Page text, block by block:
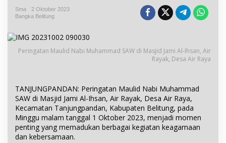
Sma
2 Oktober 2023
Bangka Belitung
Peringatan Maulid Nabi Muhammad SAW di Masjid Jami Al-Ihsan, Air
Rayak, Desa Air Raya
TANJUNGPANDAN: Peringatan Maulid Nabi Muhammad
SAW di Masjid Jami Al-Ihsan, Air Rayak, Desa Air Raya,
Kecamatan Tanjungpandan, Kabupaten Belitung, pada
Minggu malam tanggal 1 Oktober 2023, menjadi momen
penting yang memadukan berbagai kegiatan keagamaan
dan kebersamaan.